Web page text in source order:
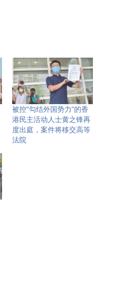
被控“勾结外国势力”的香
港民主活动人士黄之锋再
度出庭，案件将移交高等
法院